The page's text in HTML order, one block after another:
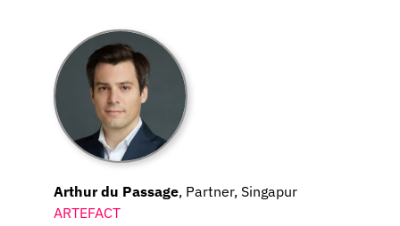
Arthur du Passage, Partner, Singapur
ARTEFACT